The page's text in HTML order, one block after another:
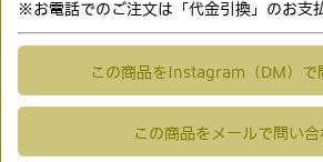
※お電話でのご注文は「代金引換」のお支
この商品をInstagram（DM）で
この商品をメールで問い合